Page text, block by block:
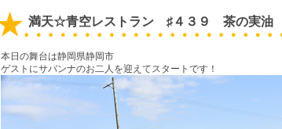
満天☆青空レストラン ♯４３９ 茶の実油
本日の舞台は静岡県静岡市
ゲストにサバンナのお二人を迎えてスタートです！